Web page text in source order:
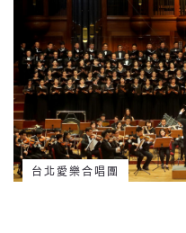
台北愛樂合唱團